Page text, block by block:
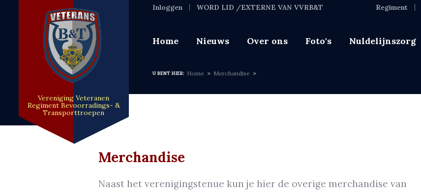
Vereniging Veteranen
Regiment Bevoorradings- &
Transporttroepen
Home Nieuws Over ons Foto's Nuldelijnszorg
Inloggen WORD LID /EXTERNE VAN VVRB&T Regiment
U BENT HIER: Home Merchandise
Merchandise
Naast het verenigingstenue kun je hier de overige merchandise van